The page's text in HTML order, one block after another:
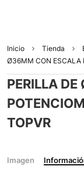
Inicio Tienda
Ø36MM CON ESCALA
PERILLA
TOPVR
Imagen